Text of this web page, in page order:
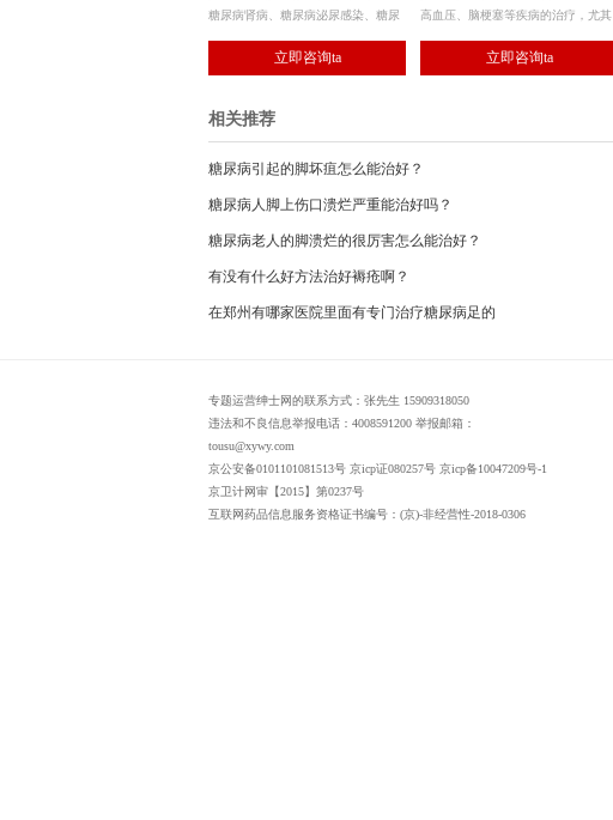
糖尿病肾病、糖尿病泌尿感染、糖尿
立即咨询ta
高血压、脑梗塞等疾病的治疗，尤其
抢救方面积累了丰富的临床经验
立即咨询ta
相关推荐
糖尿病引起的脚坏疽怎么能治好？
糖尿病人脚上伤口溃烂严重能治好吗？
糖尿病老人的脚溃烂的很厉害怎么能治好？
有没有什么好方法治好褥疮啊？
在郑州有哪家医院里面有专门治疗糖尿病足的
专题运营绅士网的联系方式：张先生 15909318050
违法和不良信息举报电话：4008591200 举报邮箱：
tousu@xywy.com
京公安备0101101081513号 京icp证080257号 京icp备10047209号-1
京卫计网审【2015】第0237号
互联网药品信息服务资格证书编号：(京)-非经营性-2018-0306